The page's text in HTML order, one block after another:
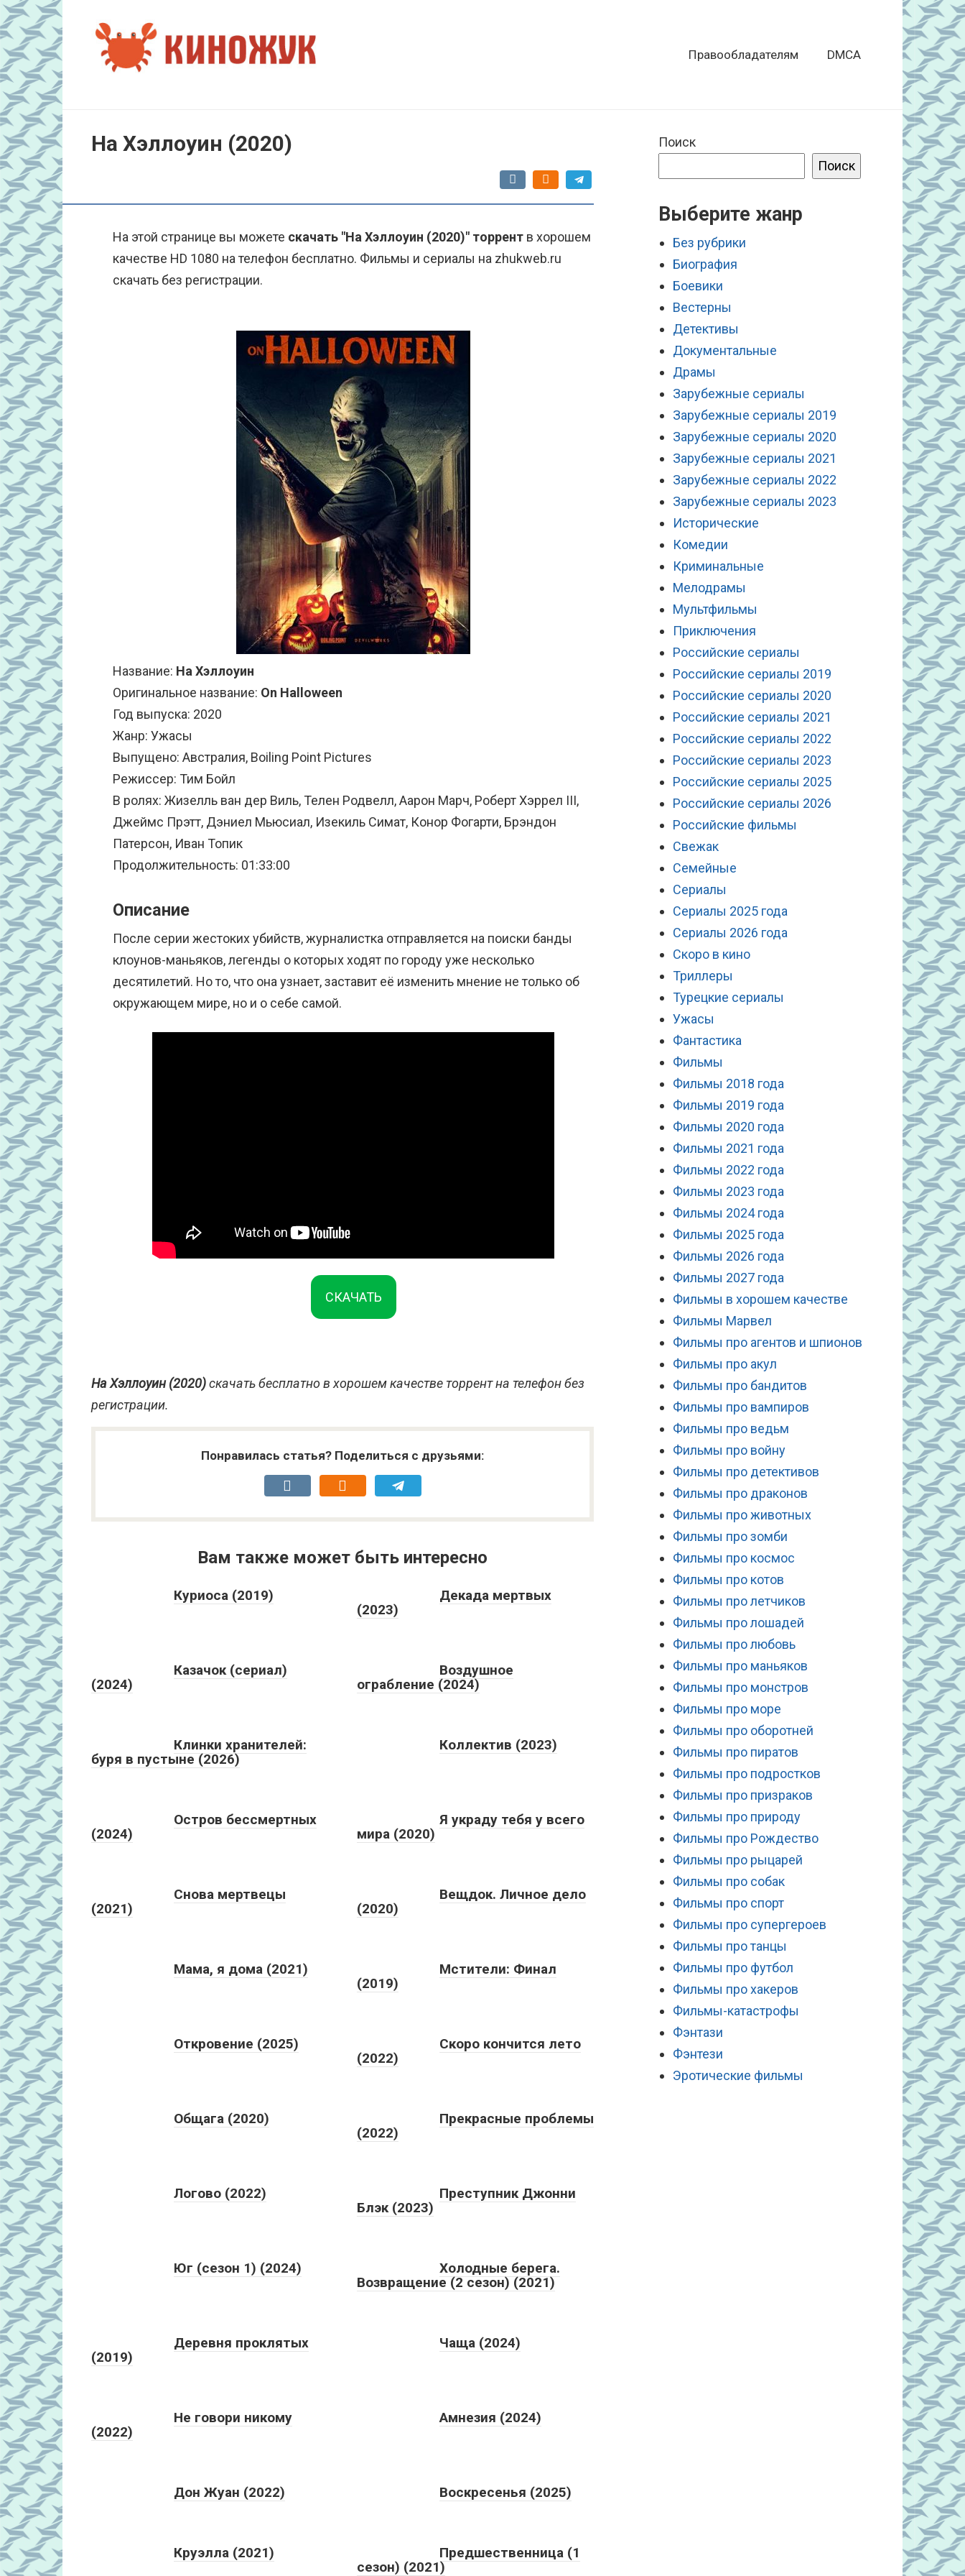
Перейти
к
контенту
Правообладателям DMCA
На Хэллоуин (2020)
На этой странице вы можете скачать "На Хэллоуин (2020)" торрент в хорошем
качестве HD 1080 на телефон бесплатно. Фильмы и сериалы на zhukweb.ru
скачать без регистрации.
Название: На Хэллоуин
Оригинальное название: On Halloween
Год выпуска: 2020
Жанр: Ужасы
Выпущено: Австралия, Boiling Point Pictures
Режиссер: Тим Бойл
В ролях: Жизелль ван дер Виль, Телен Родвелл, Аарон Марч, Роберт Хэррел III,
Джеймс Прэтт, Дэниел Мьюсиал, Изекиль Симат, Конор Фогарти, Брэндон
Патерсон, Иван Топик
Продолжительность: 01:33:00
Описание
После серии жестоких убийств, журналистка отправляется на поиски банды
клоунов-маньяков, легенды о которых ходят по городу уже несколько
десятилетий. Но то, что она узнает, заставит её изменить мнение не только об
окружающем мире, но и о себе самой.
СКАЧАТЬ
На Хэллоуин (2020)скачать бесплатно в хорошем качестве торрент на телефон без
регистрации.
Понравилась статья? Поделиться с друзьями:
Вам также может быть интересно
Куриоса (2019)
Декада мертвых
(2023)
Казачок (сериал)
(2024)
Воздушное
ограбление (2024)
Клинки хранителей:
буря в пустыне (2026)
Коллектив (2023)
Остров бессмертных
(2024)
Я украду тебя у всего
мира (2020)
Снова мертвецы
(2021)
Вещдок. Личное дело
(2020)
Мама, я дома (2021)
Мстители: Финал
(2019)
Откровение (2025)
Скоро кончится лето
(2022)
Общага (2020)
Прекрасные проблемы
(2022)
Логово (2022)
Преступник Джонни
Блэк (2023)
Юг (сезон 1) (2024)
Холодные берега.
Возвращение (2 сезон) (2021)
Деревня проклятых
(2019)
Чаща (2024)
Не говори никому
(2022)
Амнезия (2024)
Дон Жуан (2022) Воскресенья (2025)
Круэлла (2021)
Предшественница (1
сезон) (2021)
Поиск
Поиск
Выберите жанр
Без рубрики
Биография
Боевики
Вестерны
Детективы
Документальные
Драмы
Зарубежные сериалы
Зарубежные сериалы 2019
Зарубежные сериалы 2020
Зарубежные сериалы 2021
Зарубежные сериалы 2022
Зарубежные сериалы 2023
Исторические
Комедии
Криминальные
Мелодрамы
Мультфильмы
Приключения
Российские сериалы
Российские сериалы 2019
Российские сериалы 2020
Российские сериалы 2021
Российские сериалы 2022
Российские сериалы 2023
Российские сериалы 2025
Российские сериалы 2026
Российские фильмы
Свежак
Семейные
Сериалы
Сериалы 2025 года
Сериалы 2026 года
Скоро в кино
Триллеры
Турецкие сериалы
Ужасы
Фантастика
Фильмы
Фильмы 2018 года
Фильмы 2019 года
Фильмы 2020 года
Фильмы 2021 года
Фильмы 2022 года
Фильмы 2023 года
Фильмы 2024 года
Фильмы 2025 года
Фильмы 2026 года
Фильмы 2027 года
Фильмы в хорошем качестве
Фильмы Марвел
Фильмы про агентов и шпионов
Фильмы про акул
Фильмы про бандитов
Фильмы про вампиров
Фильмы про ведьм
Фильмы про войну
Фильмы про детективов
Фильмы про драконов
Фильмы про животных
Фильмы про зомби
Фильмы про космос
Фильмы про котов
Фильмы про летчиков
Фильмы про лошадей
Фильмы про любовь
Фильмы про маньяков
Фильмы про монстров
Фильмы про море
Фильмы про оборотней
Фильмы про пиратов
Фильмы про подростков
Фильмы про призраков
Фильмы про природу
Фильмы про Рождество
Фильмы про рыцарей
Фильмы про собак
Фильмы про спорт
Фильмы про супергероев
Фильмы про танцы
Фильмы про футбол
Фильмы про хакеров
Фильмы-катастрофы
Фэнтази
Фэнтези
Эротические фильмы